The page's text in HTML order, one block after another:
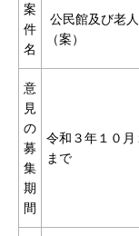
案
件
名
公民館及び老
（案）
意
見
の
募
集
期
間
令和３年１０月
まで